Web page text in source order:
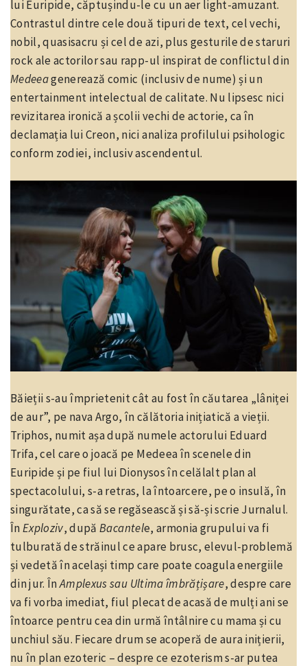
lui Euripide, căptușindu-le cu un aer light-amuzant.
Contrastul dintre cele două tipuri de text, cel vechi,
nobil, quasisacru și cel de azi, plus gesturile de staruri
rock ale actorilor sau rapp-ul inspirat de conflictul din
Medeeagenerează comic (inclusiv de nume) și un
entertainment intelectual de calitate. Nu lipsesc nici
revizitarea ironică a școlii vechi de actorie, ca în
declamația lui Creon, nici analiza profilului psihologic
conform zodiei, inclusiv ascendentul.
Băieții s-au împrietenit cât au fost în căutarea „lâniței
de aur”, pe nava Argo, în călătoria inițiatică a vieții.
Triphos, numit așa după numele actorului Eduard
Trifa, cel care o joacă pe Medeea în scenele din
Euripide și pe fiul lui Dionysos în celălalt plan al
spectacolului, s-a retras, la întoarcere, pe o insulă, în
singurătate, ca să se regăsească și să-și scrie Jurnalul.
ÎnExploziv, dupăBacantele, armonia grupului va fi
tulburată de străinul ce apare brusc, elevul-problemă
și vedetă în același timp care poate coagula energiile
din jur. ÎnAmplexus sau Ultima îmbrățișare, despre care
va fi vorba imediat, fiul plecat de acasă de mulți ani se
întoarce pentru cea din urmă întâlnire cu mama și cu
unchiul său. Fiecare drum se acoperă de aura inițierii,
nu în plan ezoteric – despre ce ezoterism s-ar putea